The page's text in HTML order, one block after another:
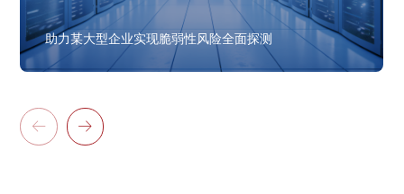
助力某大型企业实现脆弱性风险全面探测
 